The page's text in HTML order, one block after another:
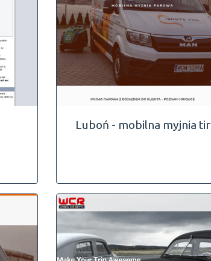
Luboń - mobilna myjnia tir